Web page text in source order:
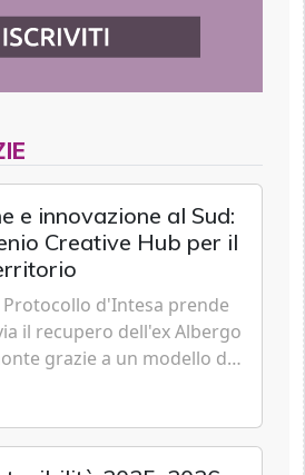
e innovazione al Sud:
Creative Hub per il
d'Intesa prende
il recupero dell'ex Albergo
grazie a un modello di
privato e a una rete di